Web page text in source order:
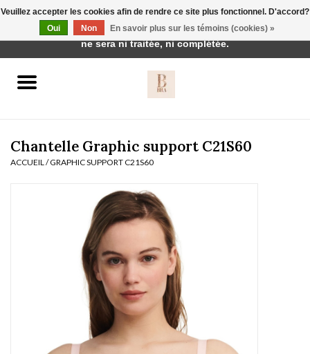
Lingerie-accessoires
Chantelle Graphic support C21S60
ACCUEIL /GRAPHIC SUPPORT C21S60
Veuillez accepter les cookies afin de rendre ce site plus fonctionnel. D'accord?
Oui
Non En savoir plus sur les témoins (cookies) »
Cette boutique est en construction. Toute commande passée
ne sera ni traitée, ni complétée.